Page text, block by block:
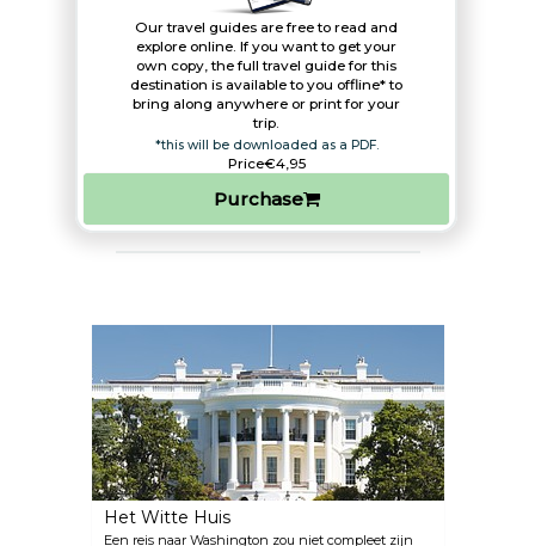
Our travel guides are free to read and
explore online. If you want to get your
own copy, the full travel guide for this
destination is available to you offline* to
bring along anywhere or print for your
trip.​
*this will be downloaded as a PDF.
Price€4,95
Purchase
Het Witte Huis
Een reis naar Washington zou niet compleet zijn